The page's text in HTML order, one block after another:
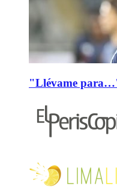
"Llévame